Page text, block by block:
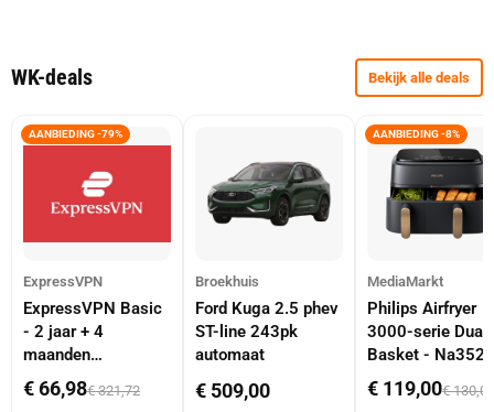
WK-deals Bekijk alle deals
AANBIEDING -79%
ExpressVPN
ExpressVPN Basic
- 2 jaar + 4
maanden
abonnement
€ 66,98€ 321,72
Broekhuis
Ford Kuga 2.5 phev
ST-line 243pk
automaat
€ 509,00
AANBIEDING -8%
MediaMarkt
Philips Airfryer
3000-serie Dual
Basket -
Dubbele Mand 9
Tot 6 Personen
€ 119,00€ 130,00